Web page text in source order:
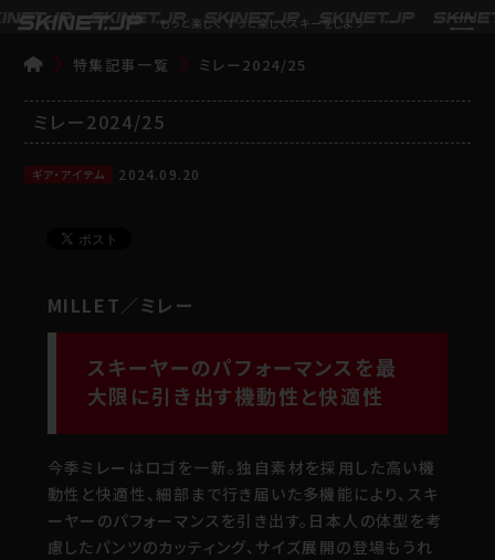
もっと楽しく ずっと楽しくスキーをしよう
TOP
特集記事一覧 ミレー2024/25
ミレー2024/25
ギア・アイテム 2024.09.20
MILLET／ミレー
スキーヤーのパフォーマンスを最
大限に引き出す機動性と快適性
今季ミレーはロゴを一新。独自素材を採用した高い機
動性と快適性、細部まで行き届いた多機能により、スキ
ーヤーのパフォーマンスを引き出す。日本人の体型を考
慮したパンツのカッティング、サイズ展開の登場もうれ